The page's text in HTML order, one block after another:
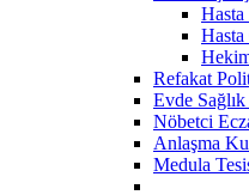
Refakat
Evde
Nöbetci
Anlaşma
Medula